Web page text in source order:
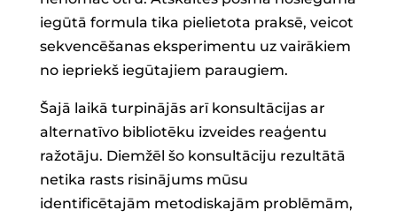
iegūtā formula tika pielietota praksē, veicot
sekvencēšanas eksperimentu uz vairākiem
no iepriekš iegūtajiem paraugiem.
Šajā laikā turpinājās arī konsultācijas ar
alternatīvo bibliotēku izveides reaģentu
ražotāju. Diemžēl šo konsultāciju rezultātā
netika rasts risinājums mūsu
identificētajām metodiskajām problēmām,